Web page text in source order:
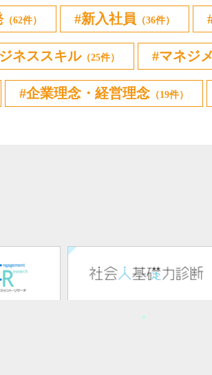
（62件） 新入社員 （36件）
ネススキル（25件） マネジ
企業理念・経営理念（19件）